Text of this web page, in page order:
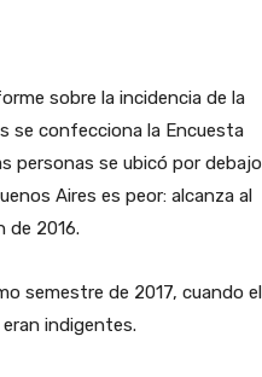
sobre la incidencia de la
se confecciona la Encuesta
personas se ubicó por debajo
Aires es peor: alcanza al
de 2016.
semestre de 2017, cuando el
eran indigentes.